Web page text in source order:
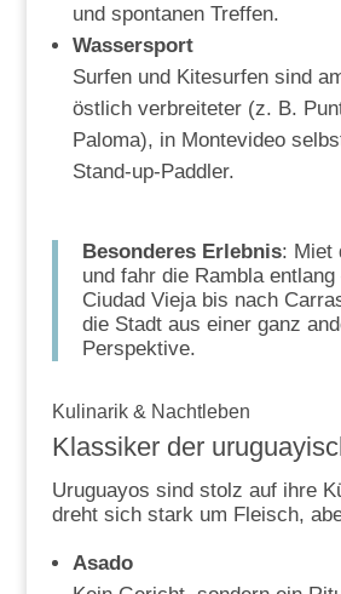
und spontanen Treffen.
Wassersport
Surfen und Kitesurfen sind
östlich verbreiteter (z. B.
Paloma), in Montevideo
Stand-up-Paddler.
Besonderes Erlebnis: Miet
und fahr die Rambla
Ciudad Vieja bis nach
die Stadt aus einer ganz
Perspektive.
Kulinarik & Nachtleben
Klassiker der
Uruguayos sind stolz auf ihre
dreht sich stark um Fleisch,
Asado